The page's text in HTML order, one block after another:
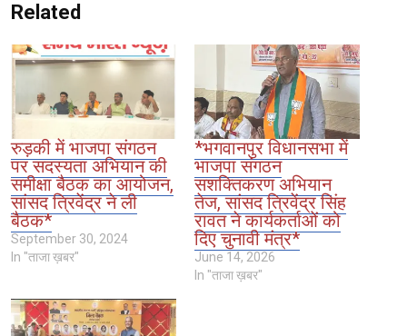
Related
रुड़की में भाजपा संगठन
पर सदस्यता अभियान की
समीक्षा बैठक का आयोजन,
सांसद त्रिवेंद्र ने ली
बैठक*
September 30, 2024
In "ताजा ख़बर"
*भगवानपुर विधानसभा में
भाजपा संगठन
सशक्तिकरण अभियान
तेज, सांसद त्रिवेंद्र सिंह
रावत ने कार्यकर्ताओं को
दिए चुनावी मंत्र*
June 14, 2026
In "ताजा ख़बर"